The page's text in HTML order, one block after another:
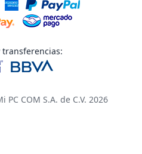
transferencias:
COM S.A. de C.V. 2026